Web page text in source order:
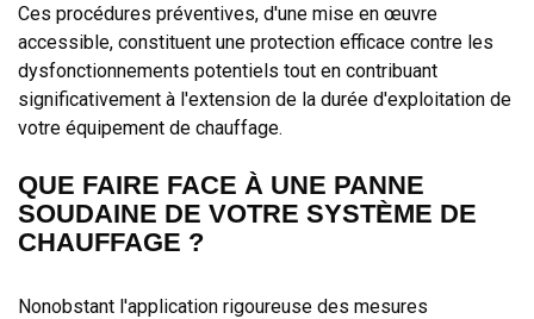
Ces procédures préventives, d'une mise en œuvre
accessible, constituent une protection efficace contre les
dysfonctionnements potentiels tout en contribuant
significativement à l'extension de la durée d'exploitation de
votre équipement de chauffage.
QUE FAIRE FACE À UNE PANNE
SOUDAINE DE VOTRE SYSTÈME DE
CHAUFFAGE ?
Nonobstant l'application rigoureuse des mesures